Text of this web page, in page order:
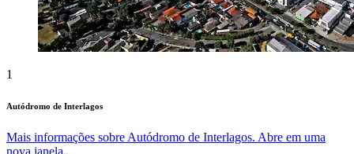
1
Autódromo de Interlagos
Mais informações sobre Autódromo de Interlagos. Abre em uma
nova janela.